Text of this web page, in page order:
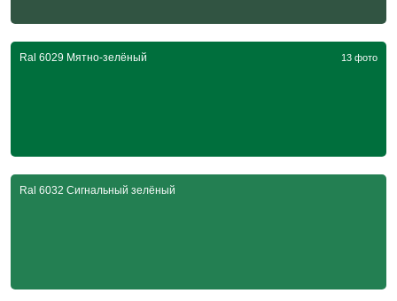
Ral 6029 Мятно-зелёный 13 фото
Ral 6032 Сигнальный зелёный